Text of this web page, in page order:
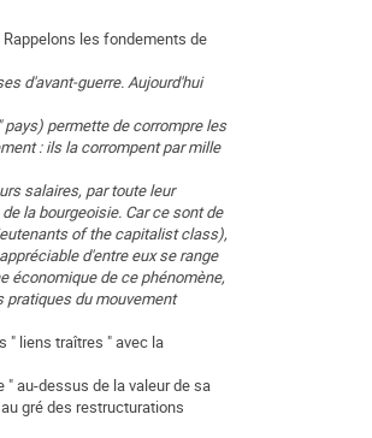
les fondements de
d'avant-guerre. Aujourd'hui
permette de corrompre les
: ils la corrompent par mille
salaires, par toute leur
la bourgeoisie. Car ce sont de
of the capitalist class),
d'entre eux se range
économique de ce phénomène,
pratiques du mouvement
" liens traîtres " avec la
au-dessus de la valeur de sa
gré des restructurations